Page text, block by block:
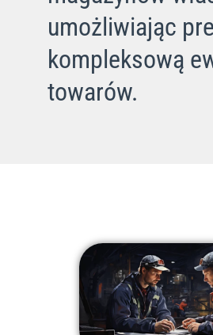
umożliwiając
kompleksową
towarów.